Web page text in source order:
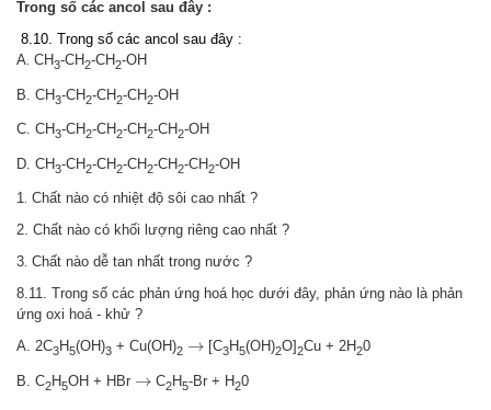
Trong số các ancol sau đây :
8.10. Trong số các ancol sau đây :
A CH3-CH2-CH2-OH
B. CH3-CH2-CH2-CH2-OH
C. CH3-CH2-CH2-CH2-CH2-OH
D. CH3-CH2-CH2-CH2-CH2-CH2-OH
1. Chất nào có nhiệt độ sôi cao nhất ?
2. Chất nào có khối lượng riêng cao nhất ?
3. Chất nào dễ tan nhất trong nước ?
8.11. Trong số các phản ứng hoá học dưới đây, phản ứng nào là phản
ứng oxi hoá - khử ?
A. 2C3H5(OH)3 + Cu(OH)2 →
→ [C3H5(OH)2O]2Cu + 2H20
B. C2H5OH + HBr →
→ C2H5-Br + H20